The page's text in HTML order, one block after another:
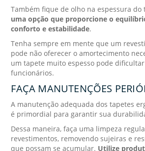
Também fique de olho na espessura
uma opção que proporcione o
conforto e estabilidade.
Tenha sempre em mente que um
pode não oferecer o amortecimento
um tapete muito espesso pode
funcionários.
FAÇA MANUTENÇÕES
A manutenção adequada dos tapetes
é primordial para garantir sua
Dessa maneira, faça uma limpeza
revestimentos, removendo sujeiras e
que possam se acumular. Utilize